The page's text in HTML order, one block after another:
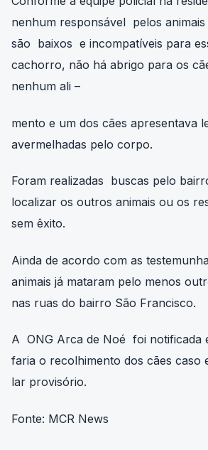
Conforme a equipe policial na
nenhum responsável pelos
são baixos e incompatíveis para
cachorro, não há abrigo para os
nenhum ali –
mento e um dos cães apresentava
avermelhadas pelo corpo.
Foram realizadas buscas pelo
localizar os outros animais ou os
sem êxito.
Ainda de acordo com as
animais já mataram pelo menos
nas ruas do bairro São Francisco.
A ONG Arca de Noé foi notificada
lar provisório.
Fonte: MCR News